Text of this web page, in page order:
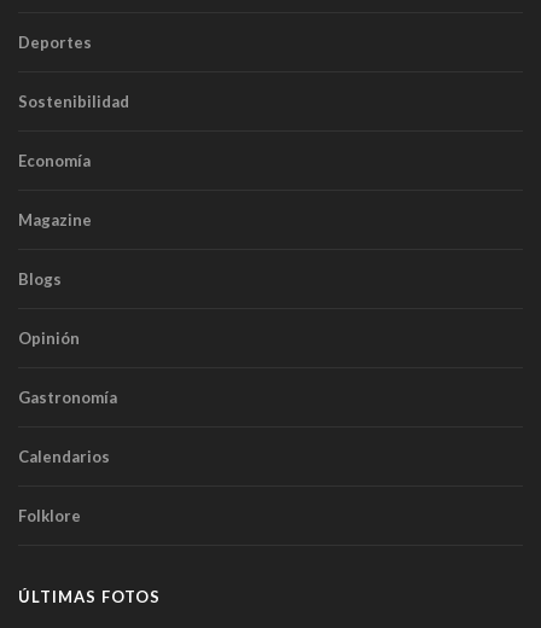
Deportes
Sostenibilidad
Economía
Magazine
Blogs
Opinión
Gastronomía
Calendarios
Folklore
ÚLTIMAS FOTOS